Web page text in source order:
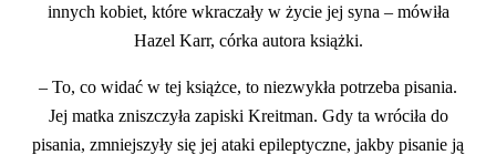
innych kobiet, które wkraczały w życie jej syna – mówiła
Hazel Karr, córka autora książki.
– To, co widać w tej książce, to niezwykła potrzeba pisania.
Jej matka zniszczyła zapiski Kreitman. Gdy ta wróciła do
pisania, zmniejszyły się jej ataki epileptyczne, jakby pisanie ją